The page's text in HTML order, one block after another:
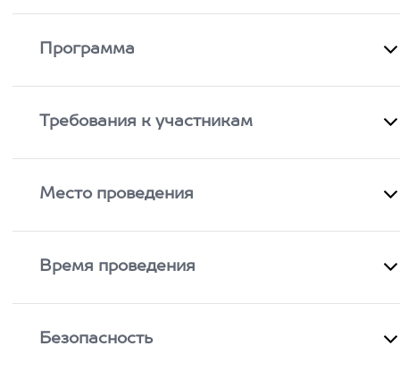
Программа
Требования к участникам
Место проведения
Время проведения
Безопасность